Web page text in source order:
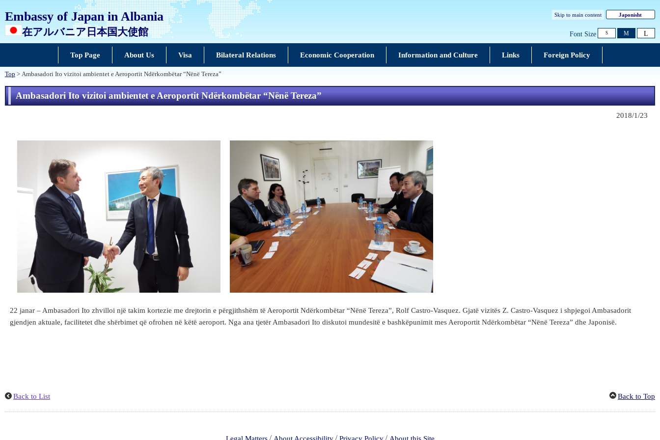
Embassy of Japan in Albania
在アルバニア日本国大使館
Skip to main content Japonisht
Font Size S M L
Top Page About Us Visa Bilateral Relations Economic Cooperation Information and Culture Links Foreign Policy
Top > Ambasadori Ito vizitoi ambientet e Aeroportit Ndërkombëtar “Nënë Tereza”
Ambasadori Ito vizitoi ambientet e Aeroportit Ndërkombëtar “Nënë Tereza”
2018/1/23
22 janar – Ambasadori Ito zhvilloi një takim kortezie me drejtorin e përgjithshëm të Aeroportit Ndërkombëtar “Nënë Tereza”, Rolf Castro-Vasquez. Gjatë vizitës Z. Castro-Vasquez i shpjegoi Ambasadorit
gjendjen aktuale, facilitetet dhe shërbimet që ofrohen në këtë aeroport. Nga ana tjetër Ambasadori Ito diskutoi mundesitë e bashkëpunimit mes Aeroportit Ndërkombëtar “Nënë Tereza” dhe Japonisë.
Back to List Back to Top
Legal Matters / About Accessibility / Privacy Policy / About this Site